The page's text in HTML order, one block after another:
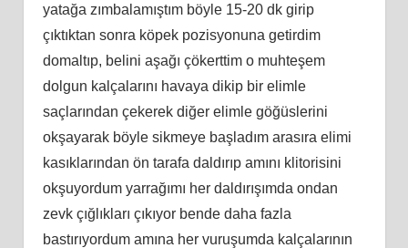
yatağa zımbalamıştım böyle 15-20 dk girip
çıktıktan sonra köpek pozisyonuna getirdim
domaltıp, belini aşağı çökerttim o muhteşem
dolgun kalçalarını havaya dikip bir elimle
saçlarından çekerek diğer elimle göğüslerini
okşayarak böyle sikmeye başladım arasıra elimi
kasıklarından ön tarafa daldırıp amını klitorisini
okşuyordum yarrağımı her daldırışımda ondan
zevk çığlıkları çıkıyor bende daha fazla
bastırıyordum amına her vuruşumda kalçalarının